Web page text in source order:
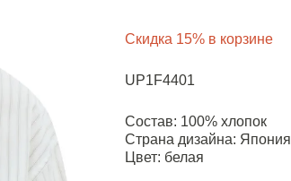
Скидка 15% в корзине
UP1F4401
Состав: 100% хлопок
Страна дизайна: Япония
Цвет: белая